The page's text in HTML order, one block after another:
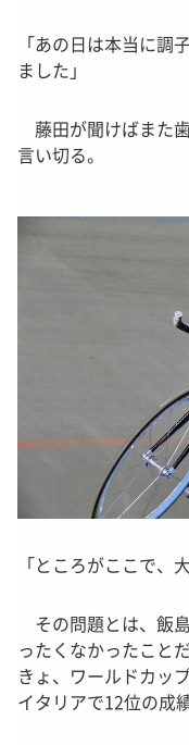
「あの日は本当に調
ました」
藤田が聞けばまた
言い切る。
「ところがここで
その問題とは、飯
ったくなかったこと
きょ、ワールドカッ
イタリアで12位の成績